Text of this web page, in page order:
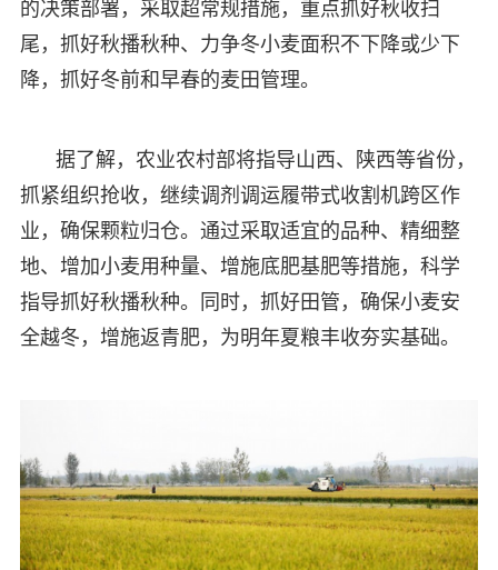
的决策部署，采取超常规措施，重点抓好秋收扫
尾，抓好秋播秋种、力争冬小麦面积不下降或少下
降，抓好冬前和早春的麦田管理。
据了解，农业农村部将指导山西、陕西等省份，
抓紧组织抢收，继续调剂调运履带式收割机跨区作
业，确保颗粒归仓。通过采取适宜的品种、精细整
地、增加小麦用种量、增施底肥基肥等措施，科学
指导抓好秋播秋种。同时，抓好田管，确保小麦安
全越冬，增施返青肥，为明年夏粮丰收夯实基础。